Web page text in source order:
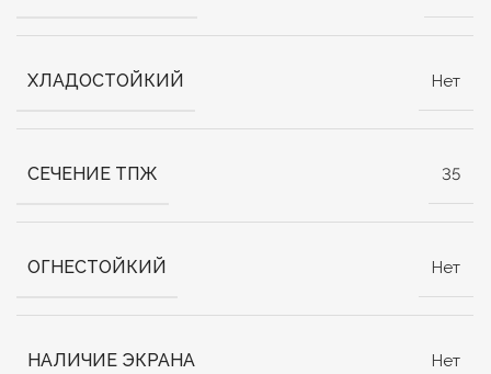
ХЛАДОСТОЙКИЙ Нет
СЕЧЕНИЕ ТПЖ 35
ОГНЕСТОЙКИЙ Нет
НАЛИЧИЕ ЭКРАНА Нет